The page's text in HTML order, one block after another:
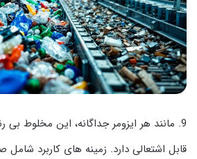
9. مانند هر ایزومر جداگانه، این مخلوط
قابل اشتعالی دارد. زمینه های کاربرد